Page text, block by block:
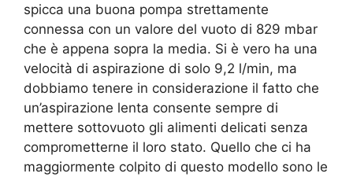
spicca una buona pompa strettamente
connessa con un valore del vuoto di 829 mbar
che è appena sopra la media. Si è vero ha una
velocità di aspirazione di solo 9,2 l/min, ma
dobbiamo tenere in considerazione il fatto che
un’aspirazione lenta consente sempre di
mettere sottovuoto gli alimenti delicati senza
comprometterne il loro stato. Quello che ci ha
maggiormente colpito di questo modello sono le